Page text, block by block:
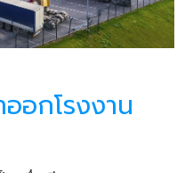
อกโรงงาน